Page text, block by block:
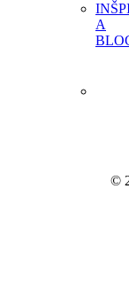
A
©